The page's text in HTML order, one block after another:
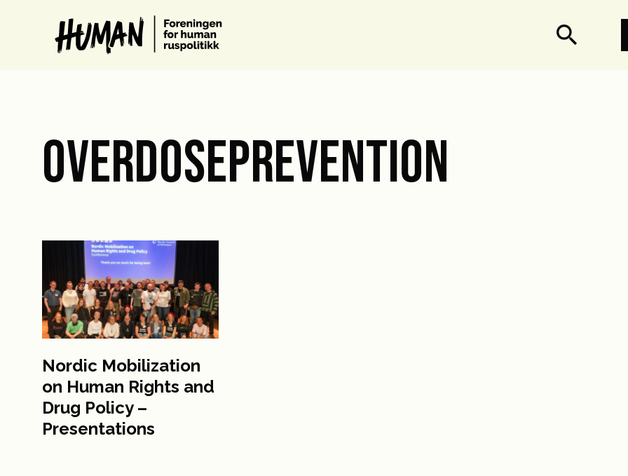
search
OVERDOSEPREVENTION
Nordic Mobilization
on Human Rights and
Drug Policy –
Presentations